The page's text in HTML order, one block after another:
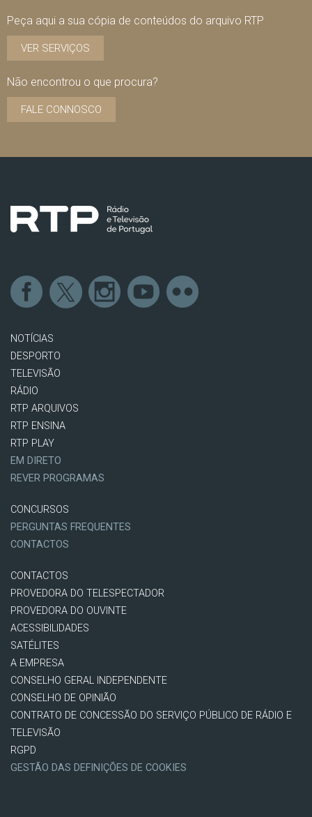
Peça aqui a sua cópia de conteúdos do arquivo RTP
VER SERVIÇOS
Não encontrou o que procura?
FALE CONNOSCO
NOTÍCIAS
DESPORTO
TELEVISÃO
RÁDIO
RTP ARQUIVOS
RTP ENSINA
RTP PLAY
EM DIRETO
REVER PROGRAMAS
CONCURSOS
PERGUNTAS FREQUENTES
CONTACTOS
CONTACTOS
PROVEDORA DO TELESPECTADOR
PROVEDORA DO OUVINTE
ACESSIBILIDADES
SATÉLITES
A EMPRESA
CONSELHO GERAL INDEPENDENTE
CONSELHO DE OPINIÃO
CONTRATO DE CONCESSÃO DO SERVIÇO PÚBLICO DE RÁDIO E
TELEVISÃO
RGPD
GESTÃO DAS DEFINIÇÕES DE COOKIES